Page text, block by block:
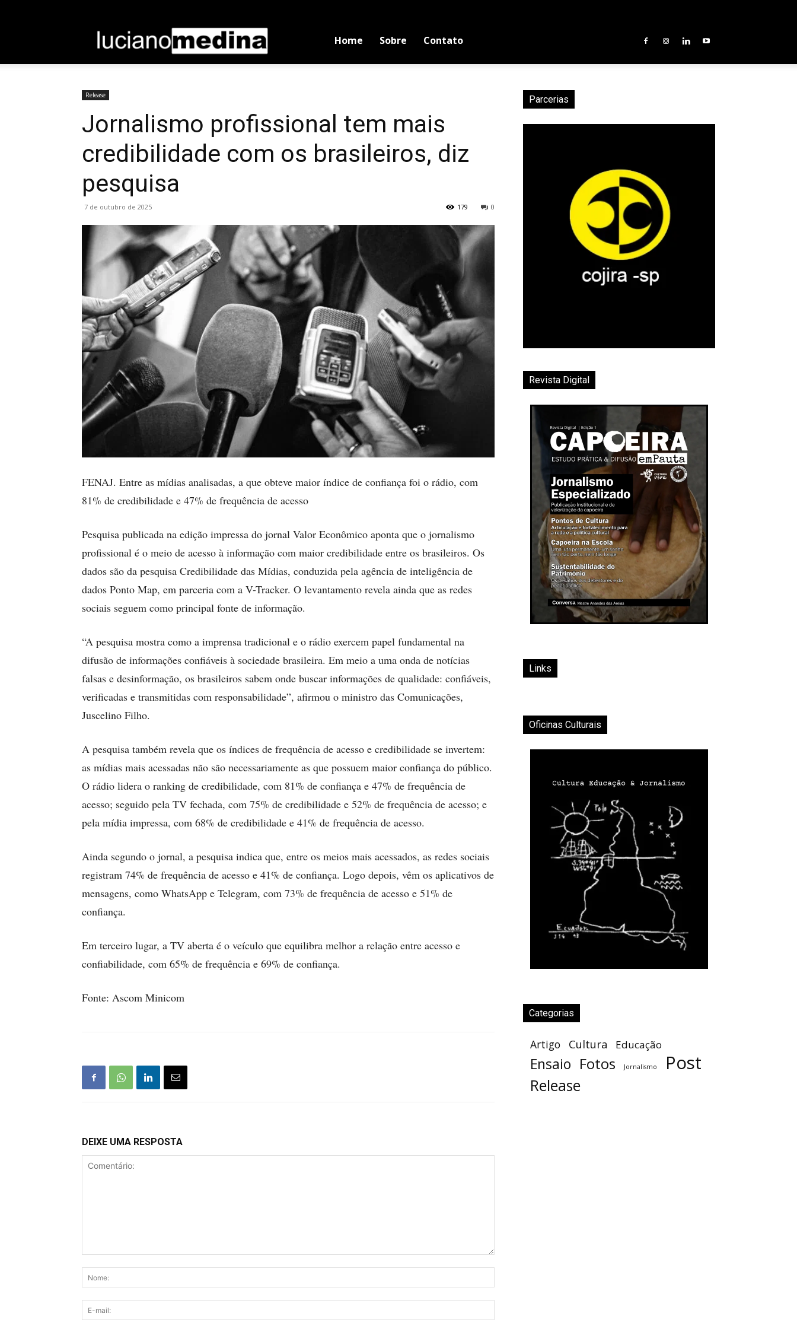
Home Sobre Contato
Release
Jornalismo profissional tem mais
credibilidade com os brasileiros, diz
pesquisa
7 de outubro de 2025 0
179
FENAJ. Entre as mídias analisadas, a que obteve maior índice de confiança foi o rádio, com
81% de credibilidade e 47% de frequência de acesso
Pesquisa publicada na edição impressa do jornal Valor Econômico aponta que o jornalismo
profissional é o meio de acesso à informação com maior credibilidade entre os brasileiros. Os
dados são da pesquisa Credibilidade das Mídias, conduzida pela agência de inteligência de
dados Ponto Map, em parceria com a V-Tracker. O levantamento revela ainda que as redes
sociais seguem como principal fonte de informação.
“A pesquisa mostra como a imprensa tradicional e o rádio exercem papel fundamental na
difusão de informações confiáveis à sociedade brasileira. Em meio a uma onda de notícias
falsas e desinformação, os brasileiros sabem onde buscar informações de qualidade: confiáveis,
verificadas e transmitidas com responsabilidade”, afirmou o ministro das Comunicações,
Juscelino Filho.
A pesquisa também revela que os índices de frequência de acesso e credibilidade se invertem:
as mídias mais acessadas não são necessariamente as que possuem maior confiança do público.
O rádio lidera o ranking de credibilidade, com 81% de confiança e 47% de frequência de
acesso; seguido pela TV fechada, com 75% de credibilidade e 52% de frequência de acesso; e
pela mídia impressa, com 68% de credibilidade e 41% de frequência de acesso.
Ainda segundo o jornal, a pesquisa indica que, entre os meios mais acessados, as redes sociais
registram 74% de frequência de acesso e 41% de confiança. Logo depois, vêm os aplicativos de
mensagens, como WhatsApp e Telegram, com 73% de frequência de acesso e 51% de
confiança.
Em terceiro lugar, a TV aberta é o veículo que equilibra melhor a relação entre acesso e
confiabilidade, com 65% de frequência e 69% de confiança.
Fonte: Ascom Minicom
DEIXE UMA RESPOSTA
Parcerias
Revista Digital
Links
Oficinas Culturais
Categorias
Artigo Cultura Educação
Ensaio Fotos Jornalismo Post
Release